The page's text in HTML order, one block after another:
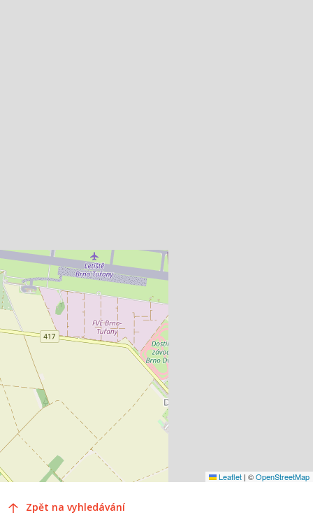
Leaflet | ©OpenStreetMap
Zpět na vyhledávání